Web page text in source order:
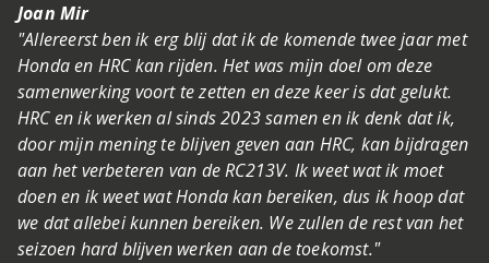
Joan Mir
"Allereerst ben ik erg blij dat ik de komende twee jaar met
Honda en HRC kan rijden. Het was mijn doel om deze
samenwerking voort te zetten en deze keer is dat gelukt.
HRC en ik werken al sinds 2023 samen en ik denk dat ik,
door mijn mening te blijven geven aan HRC, kan bijdragen
aan het verbeteren van de RC213V. Ik weet wat ik moet
doen en ik weet wat Honda kan bereiken, dus ik hoop dat
we dat allebei kunnen bereiken. We zullen de rest van het
seizoen hard blijven werken aan de toekomst."